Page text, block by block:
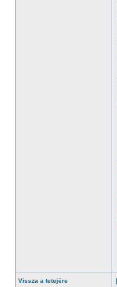
Vissza a tetejére